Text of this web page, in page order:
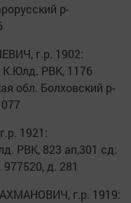
р-
г.р. 1902:
РВК, 1176
обл. Болховский р-
1921:
РВК, 823 ап,301 сд:
д. 281
г.р. 1919: